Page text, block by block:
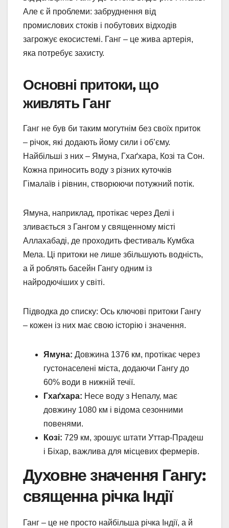
Але є й проблеми: забруднення від
промислових стоків і побутових відходів
загрожує екосистемі. Ганг – це жива артерія,
яка потребує захисту.
Основні притоки, що
живлять Ганг
Ганг не був би таким могутнім без своїх приток
– річок, які додають йому сили і об’єму.
Найбільші з них – Ямуна, Гхаґхара, Козі та Сон.
Кожна приносить воду з різних куточків
Гімалаїв і рівнин, створюючи потужний потік.
Ямуна, наприклад, протікає через Делі і
зливається з Гангом у священному місті
Аллахабаді, де проходить фестиваль Кумбха
Мела. Ці притоки не лише збільшують водність,
а й роблять басейн Гангу одним із
найродючіших у світі.
Підводка до списку: Ось ключові притоки Гангу
– кожен із них має свою історію і значення.
Ямуна: Довжина 1376 км, протікає через
густонаселені міста, додаючи Гангу до
60% води в нижній течії.
Гхаґхара: Несе воду з Непалу, має
довжину 1080 км і відома сезонними
повенями.
Козі: 729 км, зрошує штати Уттар-Прадеш
і Біхар, важлива для місцевих фермерів.
Духовне значення Гангу:
священна річка Індії
Ганг – це не просто найбільша річка Індії, а й